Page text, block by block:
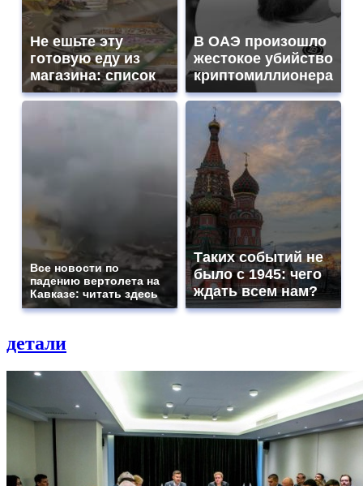
Не ешьте эту
готовую еду из
магазина: список
В ОАЭ произошло
жестокое убийство
криптомиллионера
Все новости по
падению вертолета на
Кавказе: читать здесь
Таких событий не
было с 1945: чего
ждать всем нам?
детали